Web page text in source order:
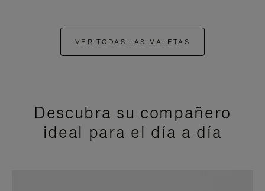
VER TODAS LAS MALETAS
Descubra su compañero
ideal para el día a día